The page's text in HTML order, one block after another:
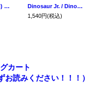
TRAGEDY / st (cd) Tragedy Records
Dinosaur Jr. / Dinosaur (cd) Merge Records
1,540円(税込)
カート
お読みください！！！）